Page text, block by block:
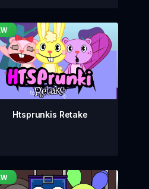
Htsprunkis Retake